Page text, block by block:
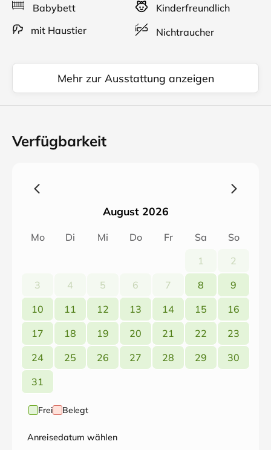
Babybett
Kinderfreundlich
mit Haustier
Nichtraucher
Mehr zur Ausstattung anzeigen
Verfügbarkeit
August 2026
Mo Di Mi Do Fr Sa
So
1
2
3
4 5 6 7 8
9
10
11 12 13 14 15
16
17
18 19 20 21 22
23
24
25 26 27 28 29
30
31
Frei Belegt
Anreisedatum wählen